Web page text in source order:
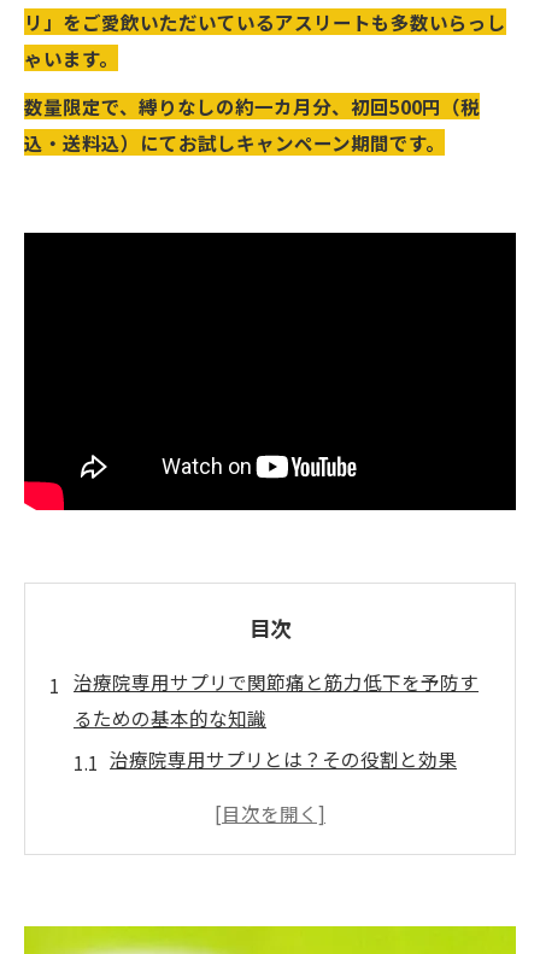
リ」をご愛飲いただいているアスリートも多数いらっし
ゃいます。
数量限定で、縛りなしの約一カ月分、初回500円（税
込・送料込）にてお試しキャンペーン期間です。
目次
治療院専用サプリで関節痛と筋力低下を予防す
るための基本的な知識
治療院専用サプリとは？その役割と効果
中高年に特化したサプリの選び方
バランスの取れた生活スタイルとの併用の